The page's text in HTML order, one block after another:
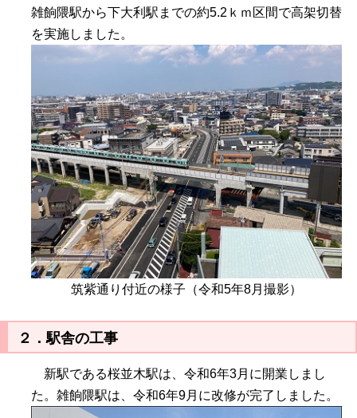
雑餉隈駅から下大利駅までの約5.2ｋｍ区間で高架切替
を実施しました。
筑紫通り付近の様子（令和5年8月撮影）
２．駅舎の工事
新駅である桜並木駅は、令和6年3月に開業しまし
た。雑餉隈駅は、令和6年9月に改修が完了しました。